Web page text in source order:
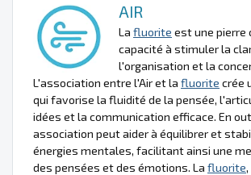
AIR
La fluorite est une pierre
capacité à stimuler la
l'organisation et la
L'association entre l'Air et la fluorite crée
qui favorise la fluidité de la pensée,
idées et la communication efficace. En
association peut aider à équilibrer et
énergies mentales, facilitant ainsi une
des pensées et des émotions. La fluorite